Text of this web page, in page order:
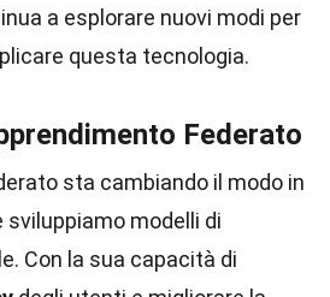
a esplorare nuovi modi per
questa tecnologia.
Federato
sta cambiando il modo in
modelli di
Con la sua capacità di